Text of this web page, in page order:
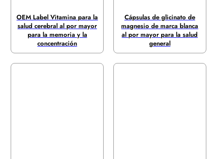
OEM Label Vitamina para la
salud cerebral al por mayor
para la memoria y la
concentración
Cápsulas de glicinato de
magnesio de marca blanca
al por mayor para la salud
general